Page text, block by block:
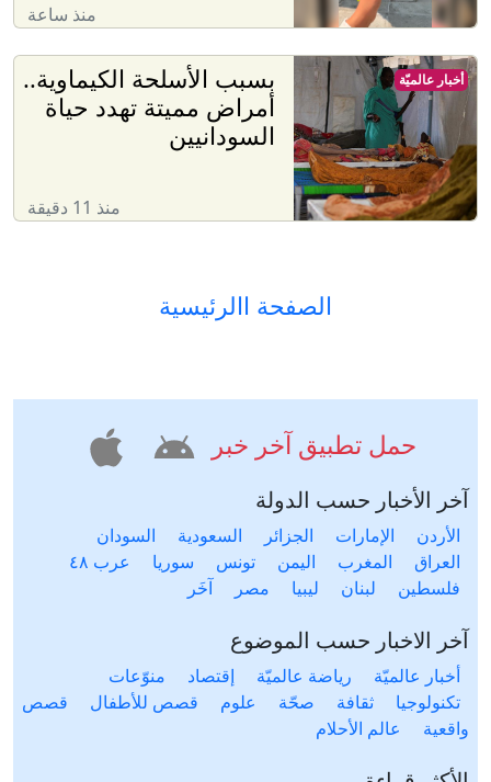
منذ ساعة
بسبب الأسلحة الكيماوية..
أمراض مميتة تهدد حياة
السودانيين
منذ 11 دقيقة
أخبار عالميّة
الصفحة االرئيسية
حمل تطبيق آخر خبر
آخر الأخبار حسب الدولة
الأردن الإمارات الجزائر السعودية
السودان
العراق
المغرب اليمن تونس سوريا
عرب ٤٨
فلسطين
لبنان ليبيا مصر آخَر
آخر الاخبار حسب الموضوع
أخبار عالميّة رياضة عالميّة إقتصاد
منوّعات
تكنولوجيا
ثقافة صحّة علوم قصص للأطفال
قصص
واقعية
عالم الأحلام